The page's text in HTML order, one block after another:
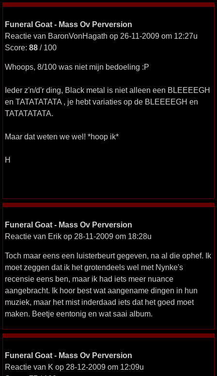
Funeral Goat - Mass Ov Perversion
Reactie van BaronVonHagath op 26-11-2009 om 12:27u
Score: 88 / 100
Whoops, 8/100 was niet mijn bedoeling :P
Ieder z'n/d'r ding, Black metal is niet alleen een BLEEEEGH
en TATATATATA , je hebt variaties op de BLEEEEGH en
TATATATATA.
Maar dat weten we wel! *hoop ik*
H
Funeral Goat - Mass Ov Perversion
Reactie van Erik op 28-11-2009 om 18:28u
Toch maar eens een luisterbeurt gegeven, na al die ophef. Ik
moet zeggen dat ik het grotendeels wel met Nynke's
recensie eens ben, maar ik had iets meer nuance
aangebracht. Ik hoor best wat aangename dingen in hun
muziek, maar het mist inderdaad iets dat het goed moet
maken. Beetje eentonig en wat saai album.
Funeral Goat - Mass Ov Perversion
Reactie van K op 28-12-2009 om 12:09u